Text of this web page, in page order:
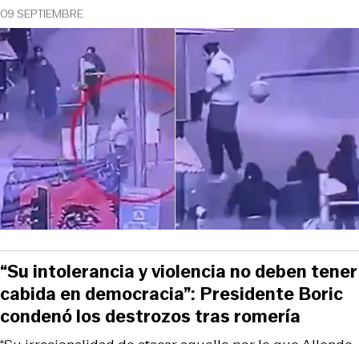
09 SEPTIEMBRE
“Su intolerancia y violencia no deben tener
cabida en democracia”: Presidente Boric
condenó los destrozos tras romería